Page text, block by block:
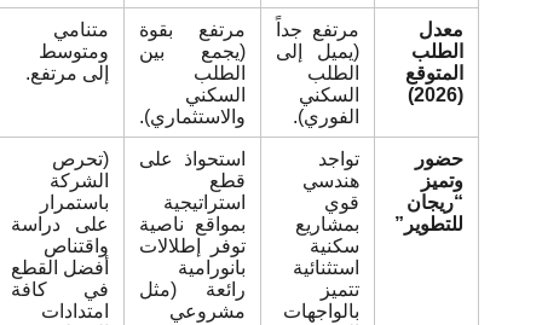
معدل
الطلب
المتوقع
مرتفع جداً
(يميل إلى
الطلب
السكني
الفوري).
مرتفع بقوة
(يجمع بين
الطلب
السكني
والاستثماري).
متنامي
ومتوسط
إلى مرتفع.
حضور
وتميز
“ريجان
للتطوير”
تواجد
هندسي
بمشاريع
سكنية
استثنائية
تتميز
بالواجهات
استحواذ على
استراتيجية
بمواقع ناصية
توفر إطلالات
بانورامية
رائعة (مثل
مشروعي
(تحرص
الشركة
باستمرار
على دراسة
واقتناص
أفضل القطع
في كافة
امتدادات